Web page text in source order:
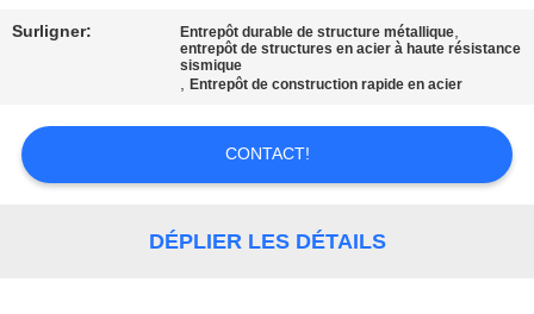
CONTRÔLE
QUALITÉ
NOUS
CONTACTER
Surligner: Entrepôt durable de structure métallique,
entrepôt de structures en acier à haute résistance
sismique
,Entrepôt de construction rapide en acier
CONTACT!
DÉPLIER LES DÉTAILS